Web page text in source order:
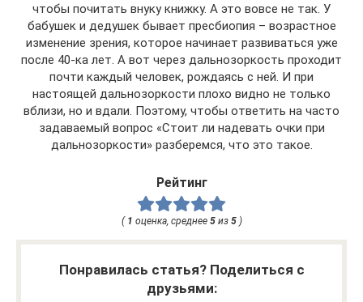
чтобы почитать внуку книжку. А это вовсе не так. У
бабушек и дедушек бывает пресбиопия – возрастное
изменение зрения, которое начинает развиваться уже
после 40-ка лет. А вот через дальнозоркость проходит
почти каждый человек, рождаясь с ней. И при
настоящей дальнозоркости плохо видно не только
вблизи, но и вдали. Поэтому, чтобы ответить на часто
задаваемый вопрос «Стоит ли надевать очки при
дальнозоркости» разберемся, что это такое.
Рейтинг
( 1 оценка, среднее 5из 5)
Понравилась статья? Поделиться с
друзьями: